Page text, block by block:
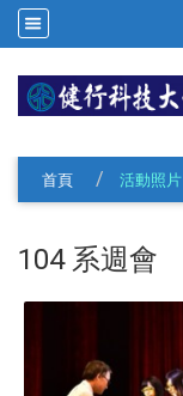
首頁
活動照片
104 系週會